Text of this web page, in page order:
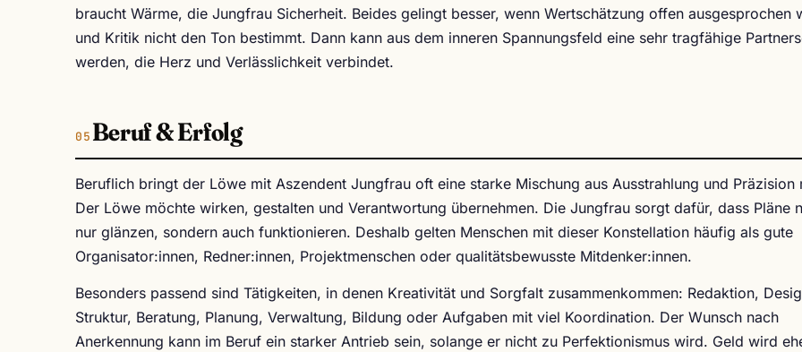
braucht Wärme, die Jungfrau Sicherheit. Beides gelingt besser, wenn Wertschätzung offen ausgesprochen
und Kritik nicht den Ton bestimmt. Dann kann aus dem inneren Spannungsfeld eine sehr tragfähige
werden, die Herz und Verlässlichkeit verbindet.
Beruf & Erfolg
Beruflich bringt der Löwe mit Aszendent Jungfrau oft eine starke Mischung aus Ausstrahlung und Präzision
Der Löwe möchte wirken, gestalten und Verantwortung übernehmen. Die Jungfrau sorgt dafür, dass Pläne
nur glänzen, sondern auch funktionieren. Deshalb gelten Menschen mit dieser Konstellation häufig als gute
Organisator:innen, Redner:innen, Projektmenschen oder qualitätsbewusste Mitdenker:innen.
Besonders passend sind Tätigkeiten, in denen Kreativität und Sorgfalt zusammenkommen: Redaktion,
Struktur, Beratung, Planung, Verwaltung, Bildung oder Aufgaben mit viel Koordination. Der Wunsch nach
Anerkennung kann im Beruf ein starker Antrieb sein, solange er nicht zu Perfektionismus wird. Geld wird